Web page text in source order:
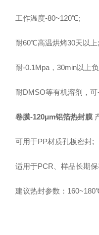
工作温度-80~120℃;
耐60℃高温烘烤30天以上;
耐-0.1Mpa，30min以上负
耐DMSO等有机溶剂，可
卷膜-120μm铝箔热封膜
可用于PP材质孔板密封;
适用于PCR、样品长期保
建议热封参数：